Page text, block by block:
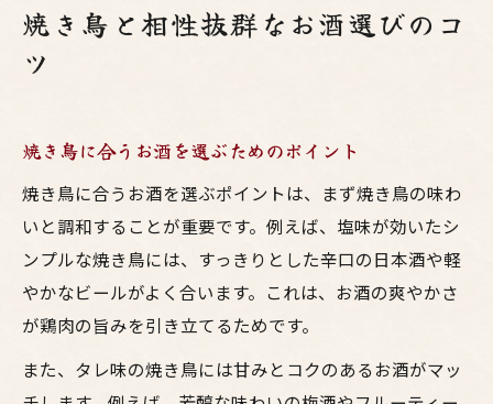
焼き鳥と相性抜群なお酒選びのコ
ツ
焼き鳥に合うお酒を選ぶためのポイント
焼き鳥に合うお酒を選ぶポイントは、まず焼き鳥の味わ
いと調和することが重要です。例えば、塩味が効いたシ
ンプルな焼き鳥には、すっきりとした辛口の日本酒や軽
やかなビールがよく合います。これは、お酒の爽やかさ
が鶏肉の旨みを引き立てるためです。
また、タレ味の焼き鳥には甘みとコクのあるお酒がマッ